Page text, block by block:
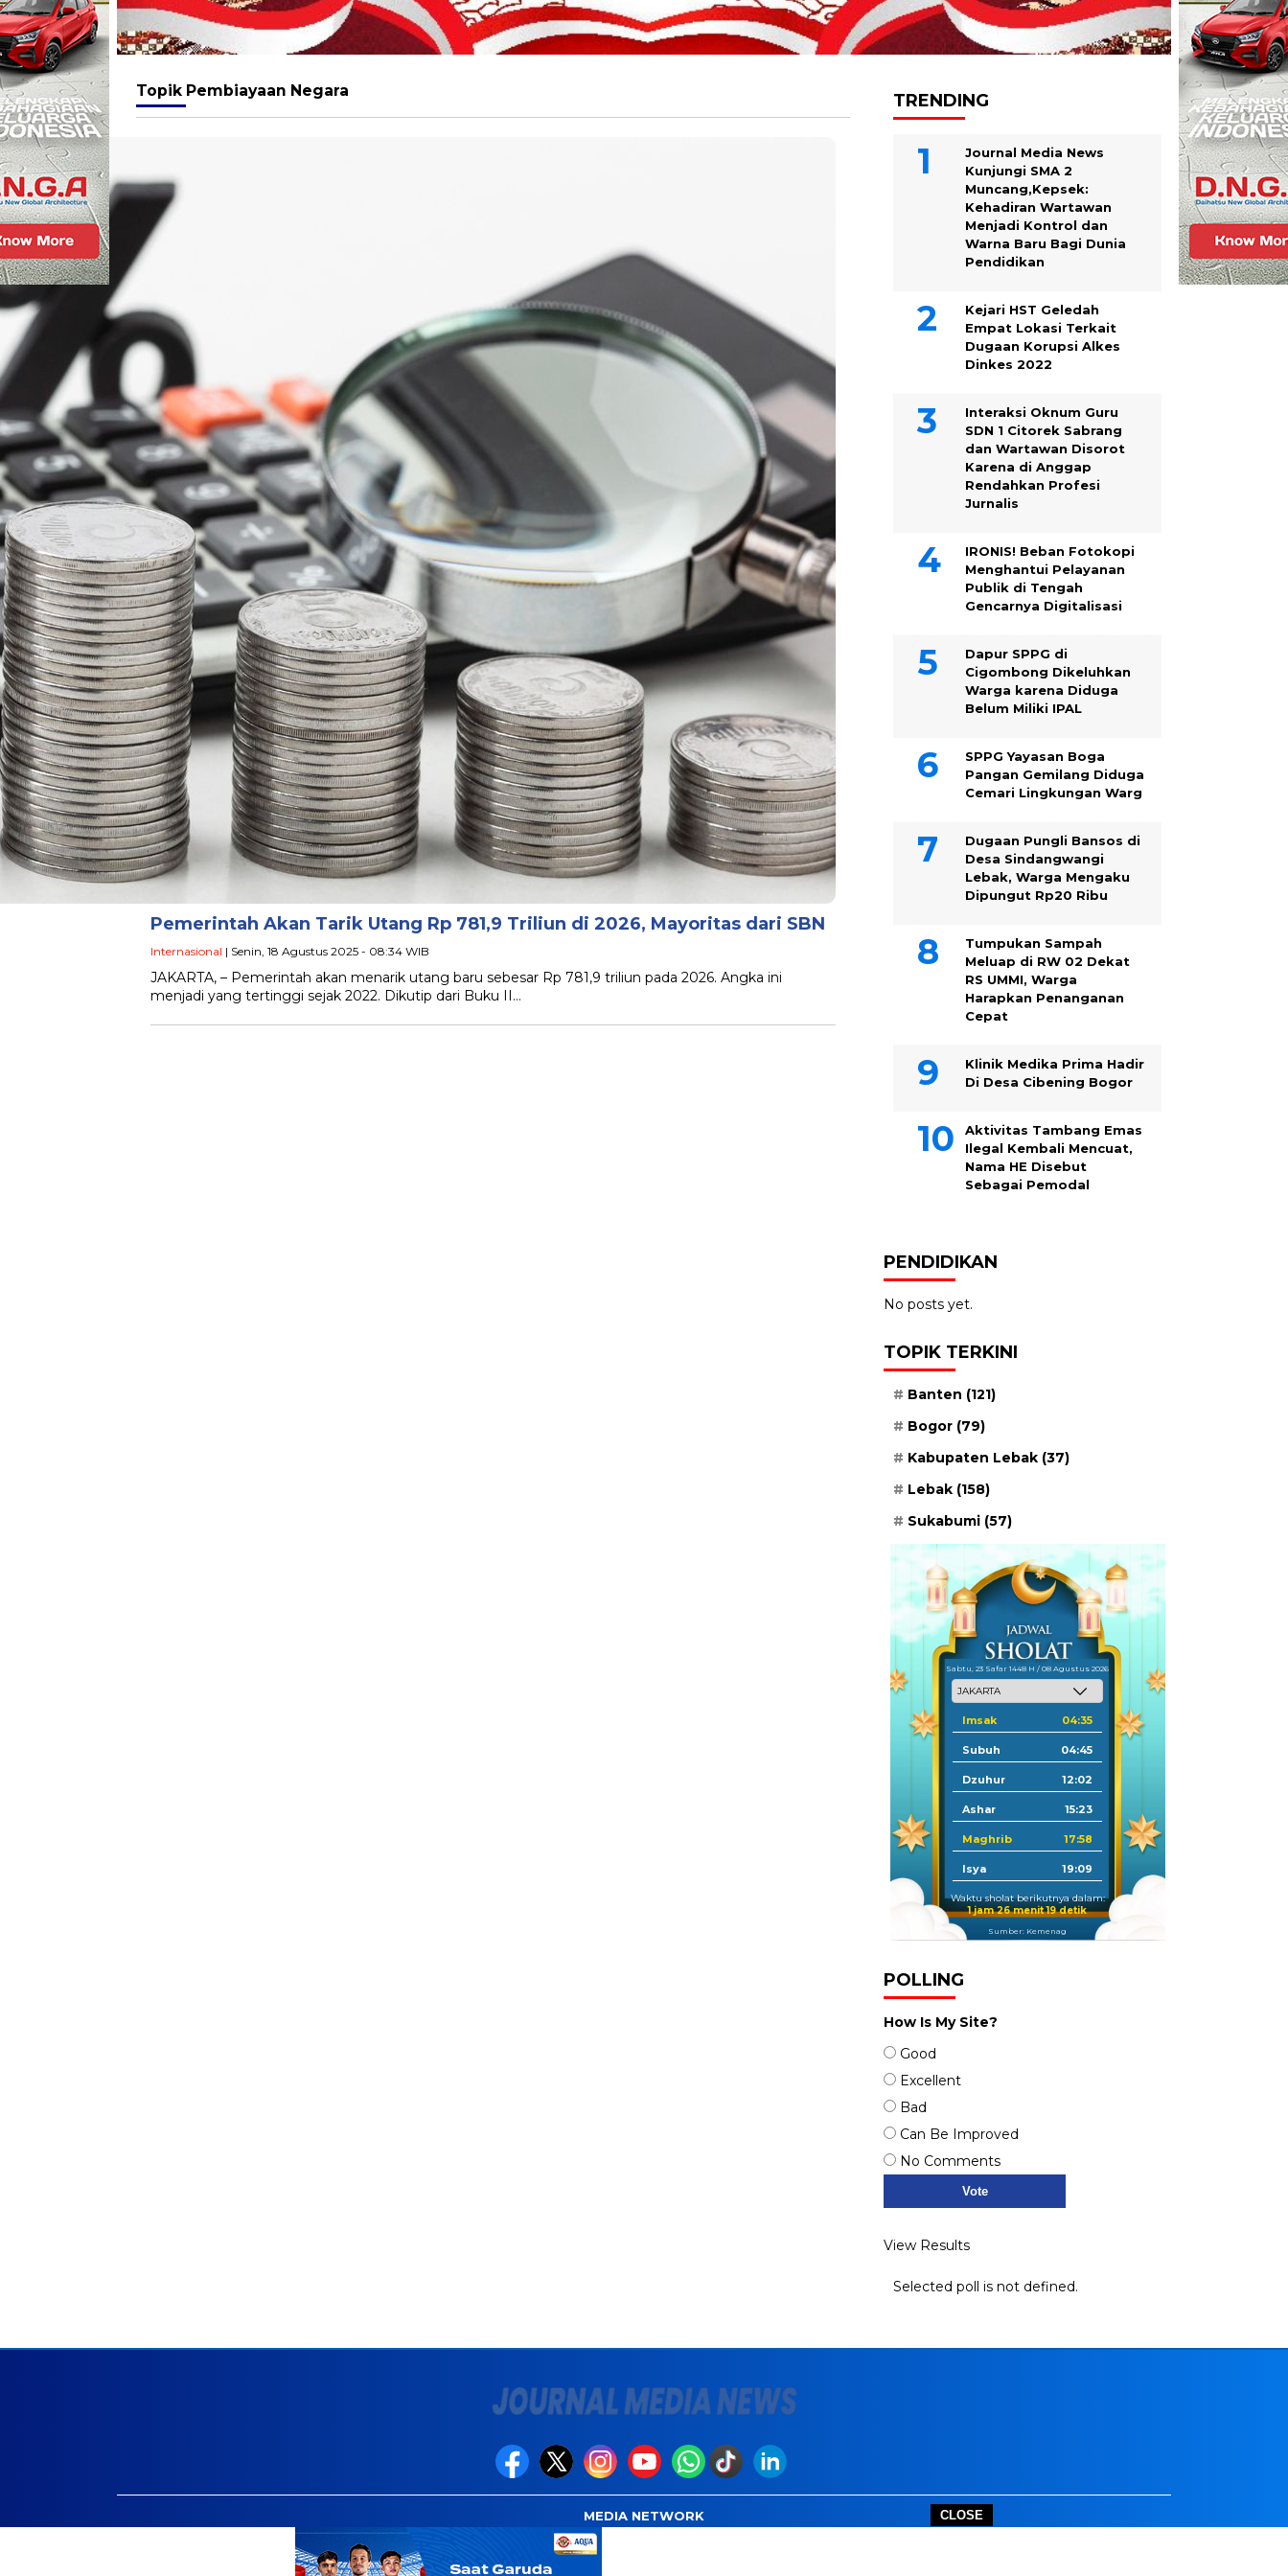
CLOSE
Topik Pembiayaan Negara
Pemerintah Akan Tarik Utang Rp 781,9 Triliun di 2026, Mayoritas dari SBN
Internasional | Senin, 18 Agustus 2025 - 08:34 WIB
JAKARTA, – Pemerintah akan menarik utang baru sebesar Rp 781,9 triliun pada 2026. Angka ini
menjadi yang tertinggi sejak 2022. Dikutip dari Buku II…
TRENDING
Journal Media News
Kunjungi SMA 2
Muncang,Kepsek:
Kehadiran Wartawan
Menjadi Kontrol dan
Warna Baru Bagi Dunia
Pendidikan
Kejari HST Geledah
Empat Lokasi Terkait
Dugaan Korupsi Alkes
Dinkes 2022
Interaksi Oknum Guru
SDN 1 Citorek Sabrang
dan Wartawan Disorot
Karena di Anggap
Rendahkan Profesi
Jurnalis
IRONIS! Beban Fotokopi
Menghantui Pelayanan
Publik di Tengah
Gencarnya Digitalisasi
Dapur SPPG di
Cigombong Dikeluhkan
Warga karena Diduga
Belum Miliki IPAL
SPPG Yayasan Boga
Pangan Gemilang Diduga
Cemari Lingkungan Warg
Dugaan Pungli Bansos di
Desa Sindangwangi
Lebak, Warga Mengaku
Dipungut Rp20 Ribu
Tumpukan Sampah
Meluap di RW 02 Dekat
RS UMMI, Warga
Harapkan Penanganan
Cepat
Klinik Medika Prima Hadir
Di Desa Cibening Bogor
Aktivitas Tambang Emas
Ilegal Kembali Mencuat,
Nama HE Disebut
Sebagai Pemodal
PENDIDIKAN
No posts yet.
TOPIK TERKINI
Banten (121)
Bogor (79)
Kabupaten Lebak (37)
Lebak (158)
Sukabumi (57)
Sabtu, 23 Safar 1448 H / 08 Agustus 2026
Imsak 04:35
Subuh 04:45
Dzuhur 12:02
Ashar 15:23
Maghrib 17:58
Isya 19:09
Waktu sholat berikutnya dalam:
1 jam 26 menit 18 detik
Sumber: Kemenag
POLLING
How Is My Site?
Good
Excellent
Bad
Can Be Improved
No Comments
View Results
Selected poll is not defined.
MEDIA NETWORK
Facebook.com
Instagram.com Whatsapp.com